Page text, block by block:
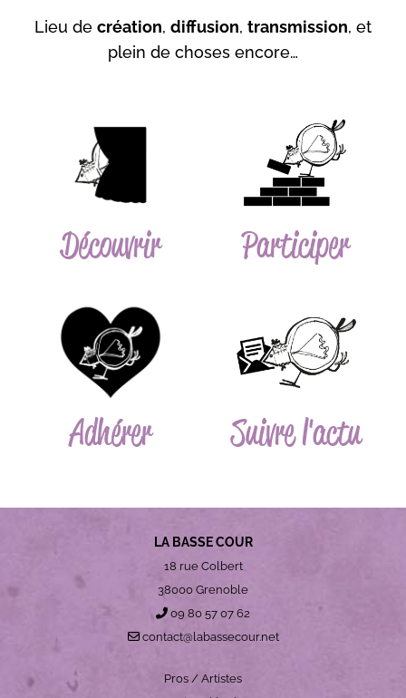
Lieu de création, diffusion, transmission, et
plein de choses encore…
Découvrir Participer
Adhérer Suivre l'actu
LA BASSE COUR
18 rue Colbert
38000 Grenoble
09 80 57 07 62
contact@labassecour.net
Pros / Artistes